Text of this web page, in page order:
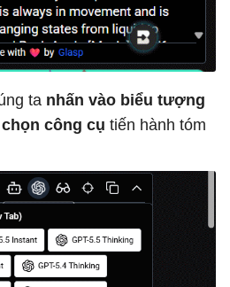
ta nhấn vào biểu tượng
công cụ tiến hành tóm